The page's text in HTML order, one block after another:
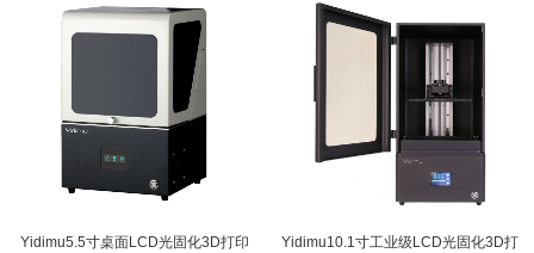
Yidimu5.5寸桌面LCD光固化3D打印
Yidimu10.1寸工业级LCD光固化3D打